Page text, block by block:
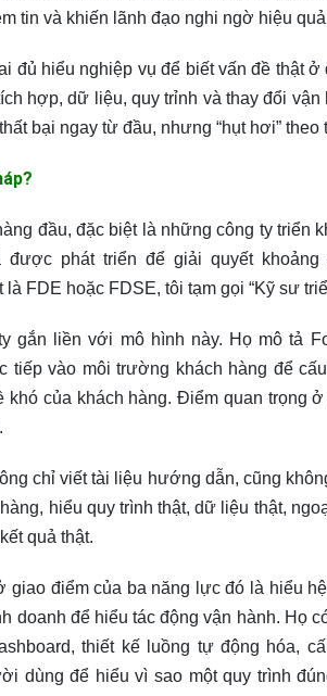
tin và khiến lãnh đạo nghi ngờ hiệu
đủ hiểu nghiệp vụ để biết vấn đề thật
hợp, dữ liệu, quy trỉnh và thay đổi vận
bại ngay từ đầu, nhưng “hụt hơi” theo
đầu, đặc biệt là những công ty triển
phát triển để giải quyết khoảng
FDE hoặc FDSE, tôi tạm gọi “Kỹ sư
gắn liền với mô hình này. Họ mô tả
tiếp vào môi trường khách hàng để
khó của khách hàng. Điểm quan trọng
chỉ viết tài liệu hướng dẫn, cũng
hiểu quy trình thật, dữ liệu thật,
quả thật.
giao điểm của ba năng lực đó là hiểu
doanh để hiểu tác động vận hành. Họ
thiết kế luồng tự động hóa,
dùng để hiểu vì sao một quy trình